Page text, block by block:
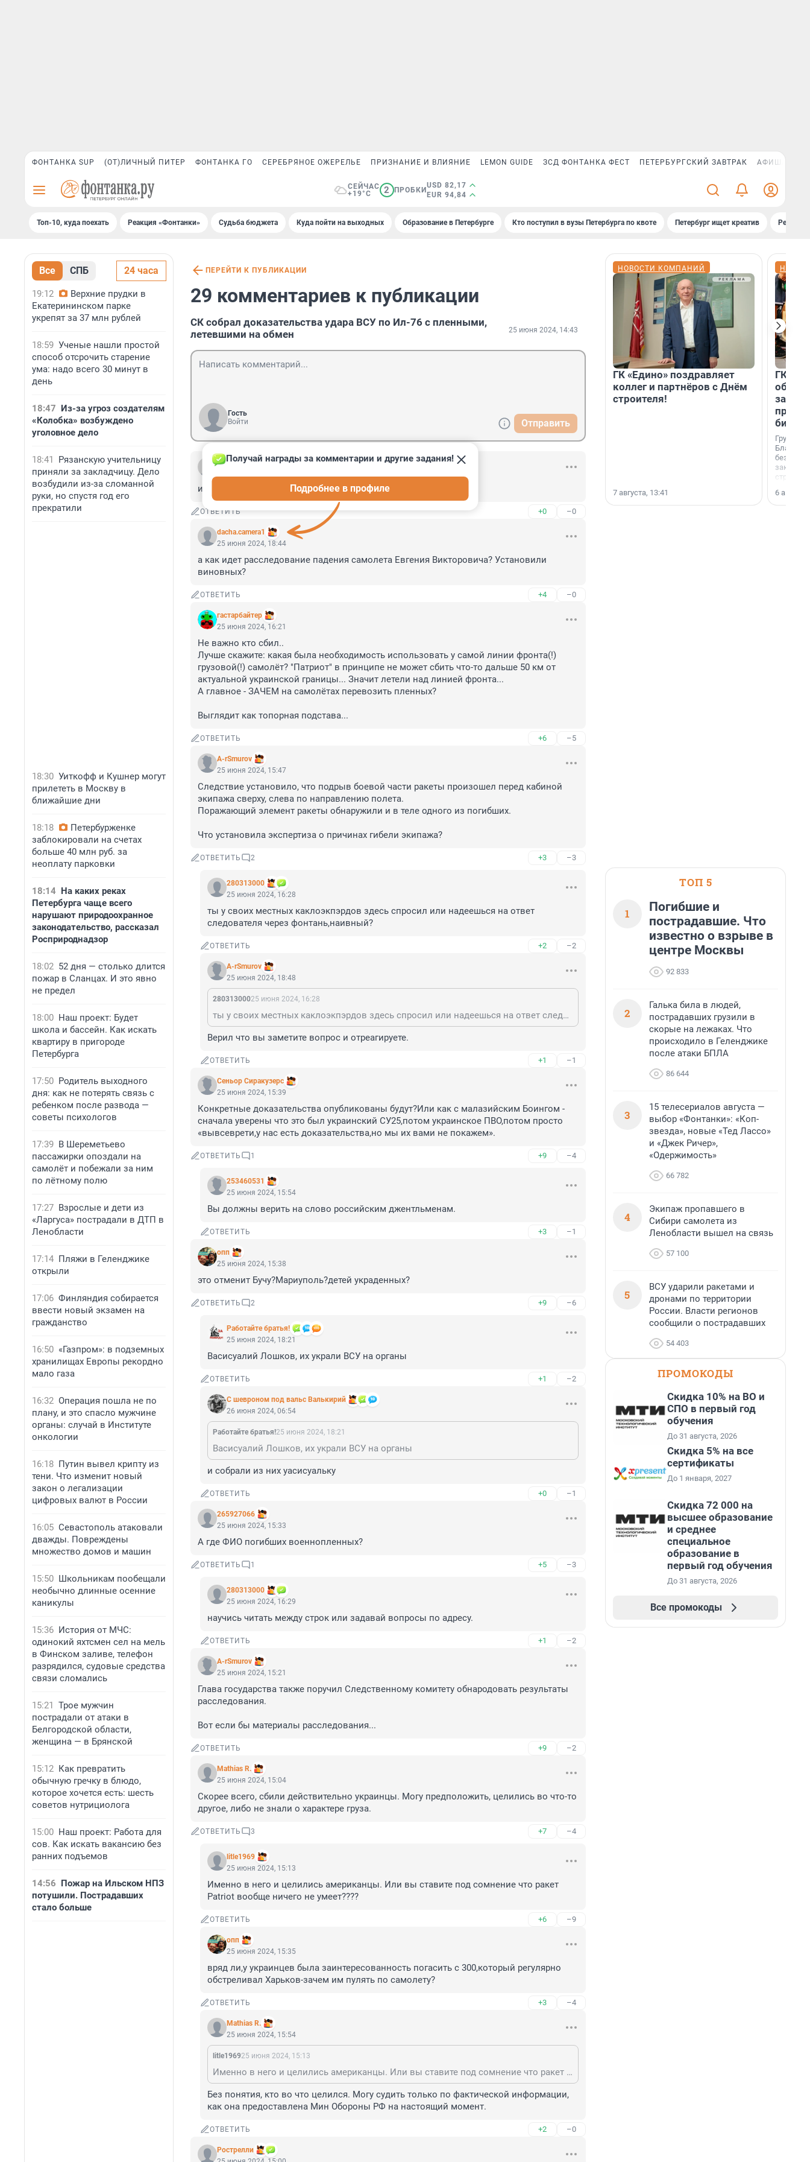
ФОНТАНКА SUP (ОТ)ЛИЧНЫЙ ПИТЕР ФОНТАНКА ГО СЕРЕБРЯНОЕ ОЖЕРЕЛЬЕ ПРИЗНАНИЕ И ВЛИЯНИЕ LEMON GUIDE ЗСД ФОНТАНКА ФЕСТ ПЕТЕРБУРГСКИЙ ЗАВТРАК АФИША PLUS
СЕЙЧАС
+19°C
2 ПРОБКИ
USD 82,17
EUR 94,84
Топ-10, куда поехать Реакция «Фонтанки» Судьба бюджета Куда пойти на выходных Образование в Петербурге Кто поступил в вузы Петербурга по квоте Петербург ищет креатив
Все СПБ 24 часа
19:12
Верхние прудки в
Екатерининском парке
укрепят за 37 млн рублей
18:59 Ученые нашли простой
способ отсрочить старение
ума: надо всего 30 минут в
день
18:47 Из-за угроз создателям
«Колобка» возбуждено
уголовное дело
18:41
Рязанскую учительницу
приняли за закладчицу. Дело
возбудили из-за сломанной
руки, но спустя год его
прекратили
18:30 Уиткофф и Кушнер могут
прилететь в Москву в
ближайшие дни
18:18
Петербурженке
заблокировали на счетах
больше 40 млн руб. за
неоплату парковки
18:14 На каких реках
Петербурга чаще всего
нарушают природоохранное
законодательство, рассказал
Росприроднадзор
18:02 52 дня — столько длится
пожар в Сланцах. И это явно
не предел
18:00 Наш проект: Будет
школа и бассейн. Как искать
квартиру в пригороде
Петербурга
17:50 Родитель выходного
дня: как не потерять связь с
ребенком после развода —
советы психологов
17:39 В Шереметьево
пассажирки опоздали на
самолёт и побежали за ним
по лётному полю
17:27 Взрослые и дети из
«Ларгуса» пострадали в ДТП в
Ленобласти
17:14 Пляжи в Геленджике
открыли
17:06 Финляндия собирается
ввести новый экзамен на
гражданство
16:50 «Газпром»: в подземных
хранилищах Европы рекордно
мало газа
16:32 Операция пошла не по
плану, и это спасло мужчине
органы: случай в Институте
онкологии
16:18 Путин вывел крипту из
тени. Что изменит новый
закон о легализации
цифровых валют в России
16:05 Севастополь атаковали
дважды. Повреждены
множество домов и машин
15:50 Школьникам пообещали
необычно длинные осенние
каникулы
15:36 История от МЧС:
одинокий яхтсмен сел на мель
в Финском заливе, телефон
разрядился, судовые средства
связи сломались
15:21 Трое мужчин
пострадали от атаки в
Белгородской области,
женщина — в Брянской
15:12 Как превратить
обычную гречку в блюдо,
которое хочется есть: шесть
советов нутрициолога
15:00 Наш проект: Работа для
сов. Как искать вакансию без
ранних подъемов
14:56 Пожар на Ильском НПЗ
потушили. Пострадавших
стало больше
ПЕРЕЙТИ К ПУБЛИКАЦИИ
29 комментариев к публикации
СК собрал доказательства удара ВСУ по Ил-76 с пленными,
летевшими на обмен
25 июня 2024, 14:43
Гость
Войти
Отправить
Гость
им верить - себя не уважать
ОТВЕТИТЬ +0 –0
dacha.camera1
Получай награды за комментарии и другие задания!
Подробнее в профиле
25 июня 2024, 18:44
а как идет расследование падения самолета Евгения Викторовича? Установили
виновных?
ОТВЕТИТЬ +4 –0
гастарбайтер
25 июня 2024, 16:21
Не важно кто сбил..
Лучше скажите: какая была необходимость использовать у самой линии фронта(!)
грузовой(!) самолёт? "Патриот" в принципе не может сбить что-то дальше 50 км от
актуальной украинской границы... Значит летели над линией фронта...
А главное - ЗАЧЕМ на самолётах перевозить пленных?
Выглядит как топорная подстава...
ОТВЕТИТЬ +6 –5
A-rSmurov
25 июня 2024, 15:47
Следствие установило, что подрыв боевой части ракеты произошел перед кабиной
экипажа сверху, слева по направлению полета.
Поражающий элемент ракеты обнаружили и в теле одного из погибших.
Что установила экспертиза о причинах гибели экипажа?
ОТВЕТИТЬ 2 +3 –3
280313000
25 июня 2024, 16:28
ты у своих местных каклоэкпэрдов здесь спросил или надеешься на ответ
следователя через фонтань,наивный?
ОТВЕТИТЬ +2 –2
A-rSmurov
25 июня 2024, 18:48
28031300025 июня 2024, 16:28
ты у своих местных каклоэкпэрдов здесь спросил или надеешься на ответ следователя через фонтань,наивный?
Верил что вы заметите вопрос и отреагируете.
ОТВЕТИТЬ +1 –1
Сеньор Сиракузерс
25 июня 2024, 15:39
Конкретные доказательства опубликованы будут?Или как с малазийским Боингом -
сначала уверены что это был украинский СУ25,потом украинское ПВО,потом просто
«вывсеврети,у нас есть доказательства,но мы их вами не покажем».
ОТВЕТИТЬ 1 +9 –4
253460531
25 июня 2024, 15:54
Вы должны верить на слово российским джентльменам.
ОТВЕТИТЬ +3 –1
опп
25 июня 2024, 15:38
это отменит Бучу?Мариуполь?детей украденных?
ОТВЕТИТЬ 2 +9 –6
Работайте братья!
25 июня 2024, 18:21
Васисуалий Лошков, их украли ВСУ на органы
ОТВЕТИТЬ +1 –2
С шевроном под вальс Валькирий
26 июня 2024, 06:54
Работайте братья!25 июня 2024, 18:21
Васисуалий Лошков, их украли ВСУ на органы
и собрали из них уасисуальку
ОТВЕТИТЬ +0 –1
265927066
25 июня 2024, 15:33
А где ФИО погибших военнопленных?
ОТВЕТИТЬ 1 +5 –3
280313000
25 июня 2024, 16:29
научись читать между строк или задавай вопросы по адресу.
ОТВЕТИТЬ +1 –2
A-rSmurov
25 июня 2024, 15:21
Глава государства также поручил Следственному комитету обнародовать результаты
расследования.
Вот если бы материалы расследования...
ОТВЕТИТЬ +9 –2
Mathias R.
25 июня 2024, 15:04
Скорее всего, сбили действительно украинцы. Могу предположить, целились во что-то
другое, либо не знали о характере груза.
ОТВЕТИТЬ 3 +7 –4
litle1969
25 июня 2024, 15:13
Именно в него и целились американцы. Или вы ставите под сомнение что ракет
Patriot вообще ничего не умеет????
ОТВЕТИТЬ +6 –9
опп
25 июня 2024, 15:35
вряд ли,у украинцев была заинтересованность погасить с 300,который регулярно
обстреливал Харьков-зачем им пулять по самолету?
ОТВЕТИТЬ +3 –4
Mathias R.
25 июня 2024, 15:54
litle196925 июня 2024, 15:13
Именно в него и целились американцы. Или вы ставите под сомнение что ракет Patriot вообще ничего не умеет????
Без понятия, кто во что целился. Могу судить только по фактической информации,
как она предоставлена Мин Обороны РФ на настоящий момент.
ОТВЕТИТЬ +2 –0
Рострелли
НОВОСТИ КОМПАНИЙ
ГК «Едино» поздравляет
коллег и партнёров с Днём
строителя!
7 августа, 13:41
ГК
Группа
6
ТОП 5
1
Погибшие и
пострадавшие. Что
известно о взрыве в
центре Москвы
92 833
2
Галька била в людей,
пострадавших грузили в
скорые на лежаках. Что
происходило в Геленджике
после атаки БПЛА
86 644
3
15 телесериалов августа —
выбор «Фонтанки»: «Коп-
звезда», новые «Тед Лассо»
и «Джек Ричер»,
«Одержимость»
66 782
4
Экипаж пропавшего в
Сибири самолета из
Ленобласти вышел на связь
57 100
5
ВСУ ударили ракетами и
дронами по территории
России. Власти регионов
сообщили о пострадавших
54 403
ПРОМОКОДЫ
Скидка 10% на ВО и
СПО в первый год
обучения
До 31 августа, 2026
Скидка 5% на все
сертификаты
До 1 января, 2027
Скидка 72 000 на
высшее образование
и среднее
специальное
образование в
первый год обучения
До 31 августа, 2026
Все промокоды